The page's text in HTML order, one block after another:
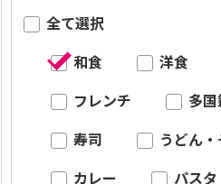
全て選択
和食 洋食
フレンチ 多国
寿司 うどん
カレー パス